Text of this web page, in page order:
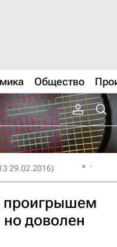
Общество
29.02.2016)
проигрышем
доволен